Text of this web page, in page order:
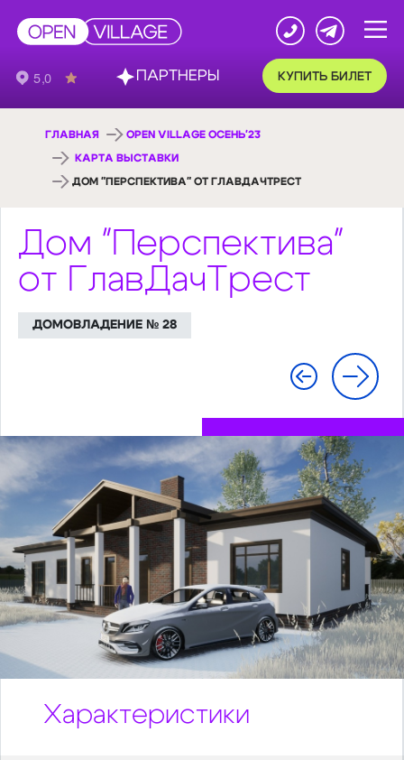
КУПИТЬ БИЛЕТ
ГЛАВНАЯ OPEN VILLAGE ОСЕНЬ'23
КАРТА ВЫСТАВКИ
ДОМ "ПЕРСПЕКТИВА" ОТ ГЛАВДАЧТРЕСТ
Дом "Перспектива"
от ГлавДачТрест
ДОМОВЛАДЕНИЕ № 28
Характеристики